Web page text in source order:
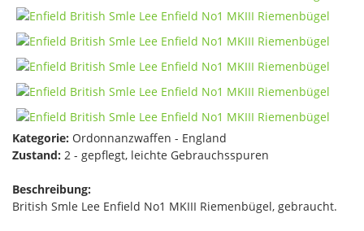
Kategorie: Ordonnanzwaffen - England
Zustand: 2 - gepflegt, leichte Gebrauchsspuren
Beschreibung:
British Smle Lee Enfield No1 MKIII Riemenbügel, gebraucht.